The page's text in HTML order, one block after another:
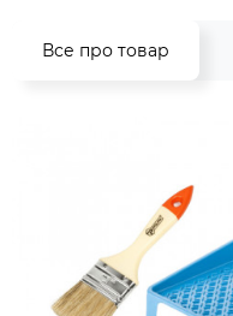
Все про товар